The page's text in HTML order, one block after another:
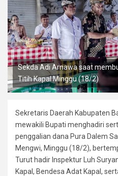
Sekda Adi Arnawa saat
Titih Kapal Minggu (18/2)
Sekretaris Daerah Kabupaten
mewakili Bupati menghadiri
penggalian dana Pura Dalem
Mengwi, Minggu (18/2),
Turut hadir Inspektur Luh
Kapal, Bendesa Adat Kapal,